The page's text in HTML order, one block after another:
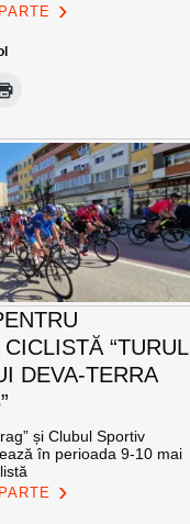
“TURUL
DEVA-TERRA
și Clubul Sportiv
în perioada 9-10 mai